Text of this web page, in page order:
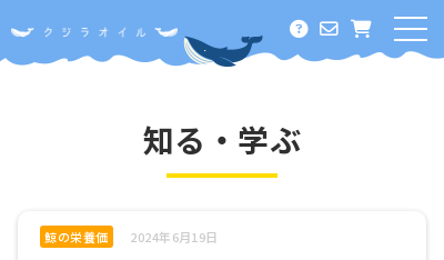
ホーム
クジラオイルに期待できること
酸化に負けない！その秘密
知る・学ぶ
鯨の栄養価 2024年6月19日